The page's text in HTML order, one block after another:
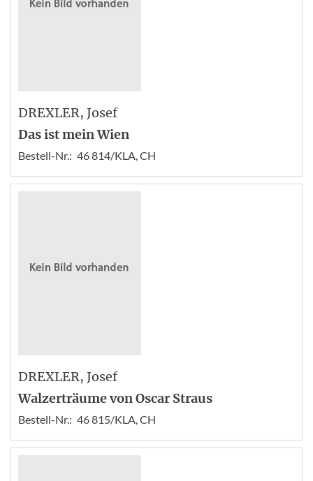
DREXLER, Josef
Das ist mein Wien
Bestell-Nr.: 46 814/KLA, CH
DREXLER, Josef
Walzerträume von Oscar Straus
Bestell-Nr.: 46 815/KLA, CH